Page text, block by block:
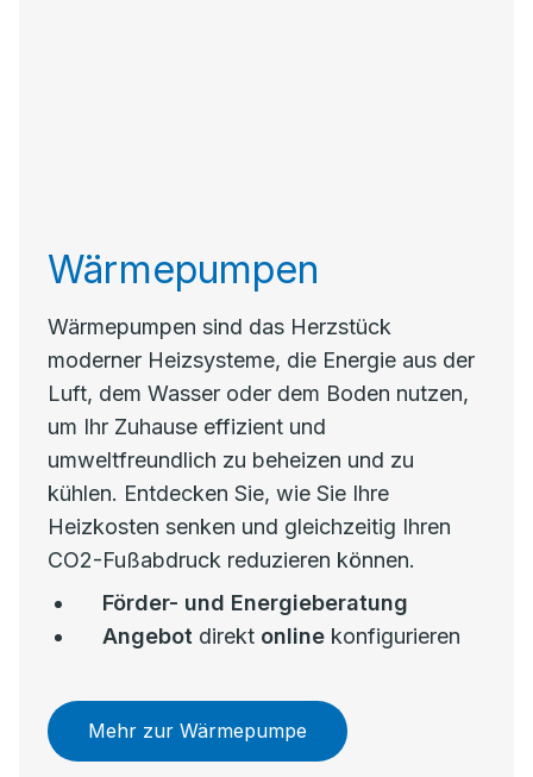
Wärmepumpen
Wärmepumpen sind das Herzstück
moderner Heizsysteme, die Energie aus der
Luft, dem Wasser oder dem Boden nutzen,
um Ihr Zuhause effizient und
umweltfreundlich zu beheizen und zu
kühlen. Entdecken Sie, wie Sie Ihre
Heizkosten senken und gleichzeitig Ihren
CO2-Fußabdruck reduzieren können.
Förder- und Energieberatung
Angebot direkt online konfigurieren
Mehr zur Wärmepumpe